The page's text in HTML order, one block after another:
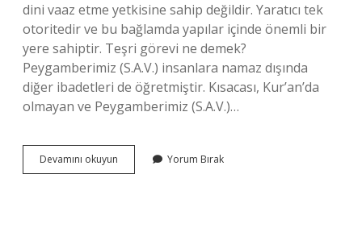
dini vaaz etme yetkisine sahip değildir. Yaratıcı tek
otoritedir ve bu bağlamda yapılar içinde önemli bir
yere sahiptir. Teşri görevi ne demek?
Peygamberimiz (S.A.V.) insanlara namaz dışında
diğer ibadetleri de öğretmiştir. Kısacası, Kur’an’da
olmayan ve Peygamberimiz (S.A.V.)…
Devamını okuyun
Kültürü
Yorum Bırak